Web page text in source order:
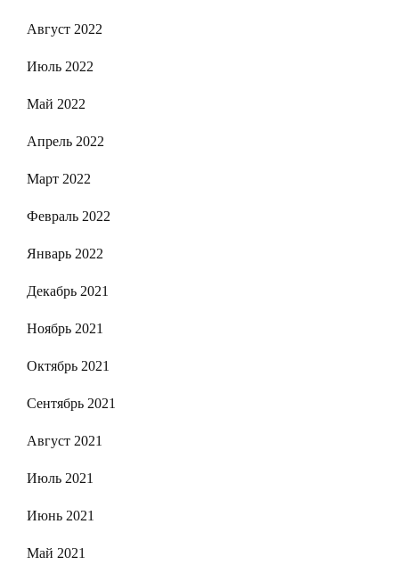
Август 2022
Июль 2022
Май 2022
Апрель 2022
Март 2022
Февраль 2022
Январь 2022
Декабрь 2021
Ноябрь 2021
Октябрь 2021
Сентябрь 2021
Август 2021
Июль 2021
Июнь 2021
Май 2021